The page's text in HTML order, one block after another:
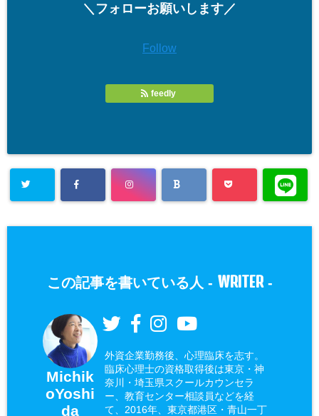
＼フォローお願いします／
Follow
feedly
この記事を書いている人 - WRITER-
Michik
oYoshi
da
外資企業勤務後、心理臨床を志す。
臨床心理士の資格取得後は東京・神
奈川・埼玉県スクールカウンセラ
ー、教育センター相談員などを経
て、2016年、東京都港区・青山一丁